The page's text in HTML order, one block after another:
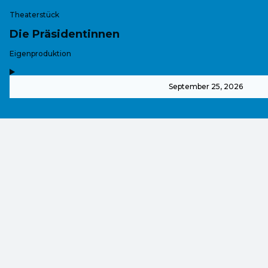
Theaterstück
Die Präsidentinnen
-
Eigenproduktion
September 25, 2026